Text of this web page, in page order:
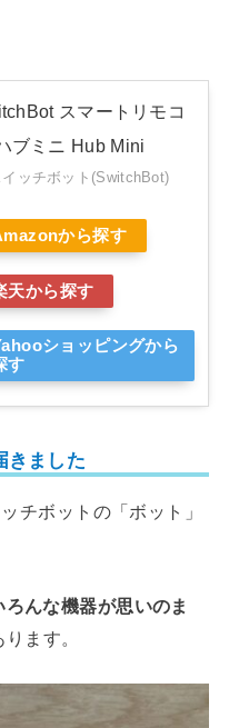
スマートリモコ
ブミニ Hub Mini
イッチボット(SwitchBot)
から探す
天から探す
ショッピングから
す
きました
チボットの「ボット」
ろんな機器が思いのま
ます。